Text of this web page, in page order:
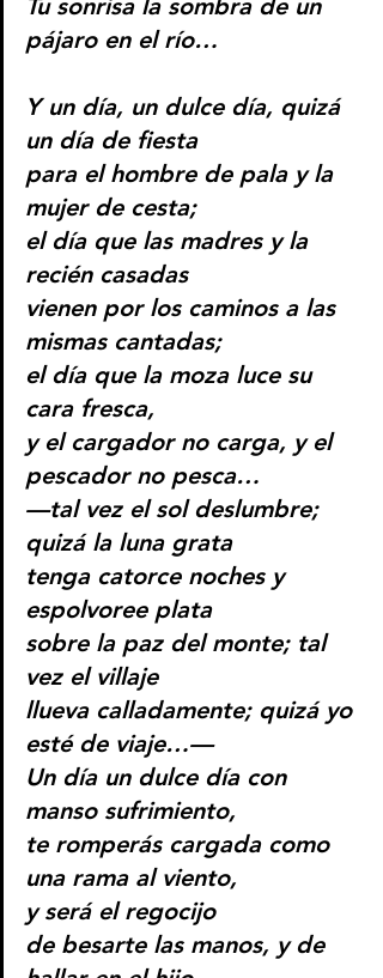
Tu sonrisa la sombra de un
pájaro en el río…
Y un día, un dulce día, quizá
un día de fiesta
para el hombre de pala y la
mujer de cesta;
el día que las madres y la
recién casadas
vienen por los caminos a las
mismas cantadas;
el día que la moza luce su
cara fresca,
y el cargador no carga, y el
pescador no pesca…
—tal vez el sol deslumbre;
quizá la luna grata
tenga catorce noches y
espolvoree plata
sobre la paz del monte; tal
vez el villaje
llueva calladamente; quizá yo
esté de viaje…—
Un día un dulce día con
manso sufrimiento,
te romperás cargada como
una rama al viento,
y será el regocijo
de besarte las manos, y de